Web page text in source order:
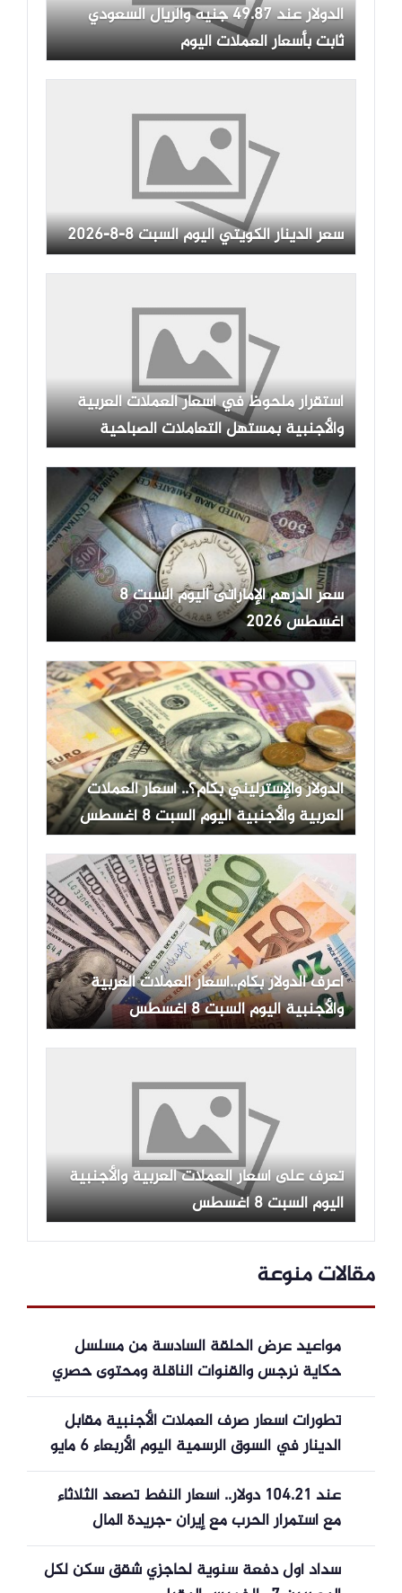
الدولار عند 49.87 جنيه والريال السعودي
ثابت بأسعار العملات اليوم
سعر الدينار الكويتي اليوم السبت 8-8-2026
استقرار ملحوظ في أسعار العملات العربية
والأجنبية بمستهل التعاملات الصباحية
سعر الدرهم الإماراتى اليوم السبت 8
أغسطس 2026
الدولار والإسترليني بكام؟.. أسعار العملات
العربية والأجنبية اليوم السبت 8 أغسطس
2026
اعرف الدولار بكام..أسعار العملات العربية
والأجنبية اليوم السبت 8 أغسطس
تعرف على أسعار العملات العربية والأجنبية
اليوم السبت 8 أغسطس
مقالات منوعة
مواعيد عرض الحلقة السادسة من مسلسل
حكاية نرجس والقنوات الناقلة ومحتوى حصري
تطورات أسعار صرف العملات الأجنبية مقابل
الدينار في السوق الرسمية اليوم الأربعاء 6 مايو
2026
عند 104.21 دولار.. أسعار النفط تصعد الثلاثاء
مع استمرار الحرب مع إيران -جريدة المال
سداد أول دفعة سنوية لحاجزي شقق سكن لكل